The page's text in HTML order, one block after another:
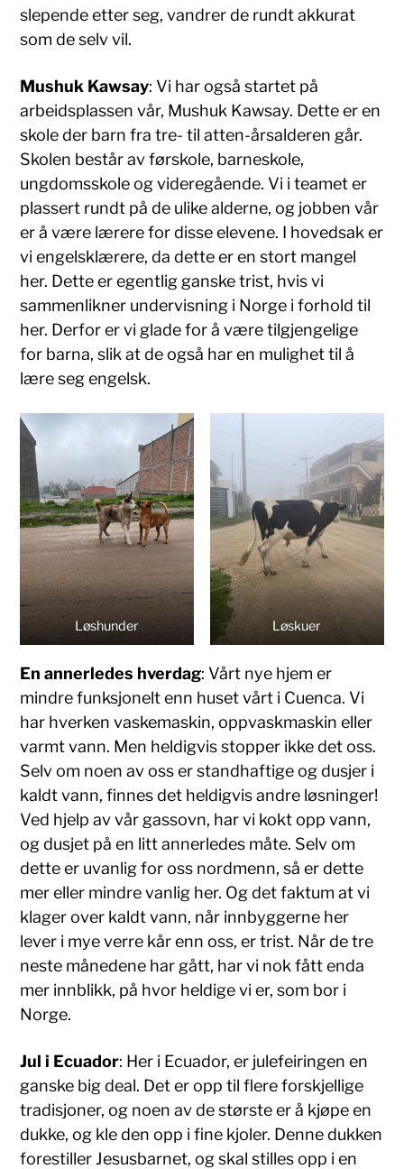
slepende etter seg, vandrer de rundt akkurat
som de selv vil.
Mushuk Kawsay: Vi har også startet på
arbeidsplassen vår, Mushuk Kawsay. Dette er en
skole der barn fra tre- til atten-årsalderen går.
Skolen består av førskole, barneskole,
ungdomsskole og videregående. Vi i teamet er
plassert rundt på de ulike alderne, og jobben vår
er å være lærere for disse elevene. I hovedsak er
vi engelsklærere, da dette er en stort mangel
her. Dette er egentlig ganske trist, hvis vi
sammenlikner undervisning i Norge i forhold til
her. Derfor er vi glade for å være tilgjengelige
for barna, slik at de også har en mulighet til å
lære seg engelsk.
Løshunder Løskuer
En annerledes hverdag: Vårt nye hjem er
mindre funksjonelt enn huset vårt i Cuenca. Vi
har hverken vaskemaskin, oppvaskmaskin eller
varmt vann. Men heldigvis stopper ikke det oss.
Selv om noen av oss er standhaftige og dusjer i
kaldt vann, finnes det heldigvis andre løsninger!
Ved hjelp av vår gassovn, har vi kokt opp vann,
og dusjet på en litt annerledes måte. Selv om
dette er uvanlig for oss nordmenn, så er dette
mer eller mindre vanlig her. Og det faktum at vi
klager over kaldt vann, når innbyggerne her
lever i mye verre kår enn oss, er trist. Når de tre
neste månedene har gått, har vi nok fått enda
mer innblikk, på hvor heldige vi er, som bor i
Norge.
Jul i Ecuador: Her i Ecuador, er julefeiringen en
ganske big deal. Det er opp til flere forskjellige
tradisjoner, og noen av de største er å kjøpe en
dukke, og kle den opp i fine kjoler. Denne dukken
forestiller Jesusbarnet, og skal stilles opp i en